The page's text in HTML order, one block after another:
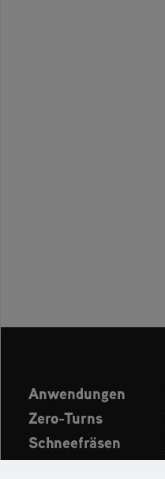
Anwendungen
Zero-Turns
Schneefräsen
Aktuelles